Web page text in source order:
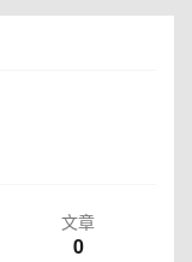
文章
0